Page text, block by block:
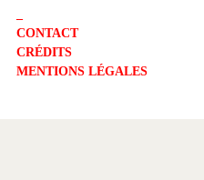
CONTACT
CRÉDITS
MENTIONS LÉGALES